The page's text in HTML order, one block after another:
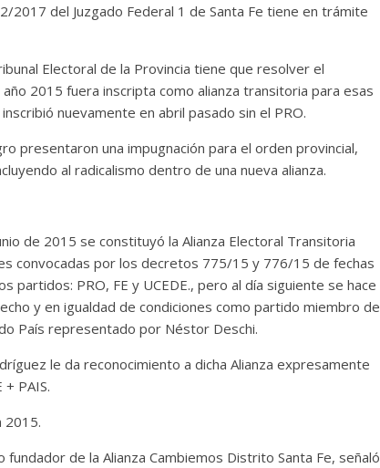
2017 del Juzgado Federal 1 de Santa Fe tiene en trámite
Electoral de la Provincia tiene que resolver el
2015 fuera inscripta como alianza transitoria para esas
nuevamente en abril pasado sin el PRO.
presentaron una impugnación para el orden provincial,
al radicalismo dentro de una nueva alianza.
de 2015 se constituyó la Alianza Electoral Transitoria
convocadas por los decretos 775/15 y 776/15 de fechas
PRO, FE y UCEDE., pero al día siguiente se hace
y en igualdad de condiciones como partido miembro de
País representado por Néstor Deschi.
le da reconocimiento a dicha Alianza expresamente
PAIS.
2015.
de la Alianza Cambiemos Distrito Santa Fe, señaló